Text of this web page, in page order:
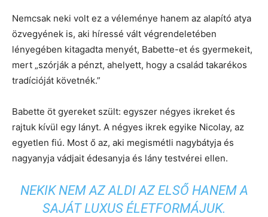
Nemcsak neki volt ez a véleménye hanem az alapító atya
özvegyének is, aki híressé vált végrendeletében
lényegében kitagadta menyét, Babette-et és gyermekeit,
mert „szórják a pénzt, ahelyett, hogy a család takarékos
tradícióját követnék.”
Babette öt gyereket szült: egyszer négyes ikreket és
rajtuk kívül egy lányt. A négyes ikrek egyike Nicolay, az
egyetlen fiú. Most ő az, aki megismétli nagybátyja és
nagyanyja vádjait édesanyja és lány testvérei ellen.
NEKIK NEM AZ ALDI AZ ELSŐ HANEM A
SAJÁT LUXUS ÉLETFORMÁJUK.